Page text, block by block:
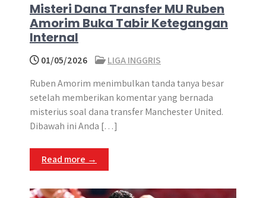
Misteri Dana Transfer MU Ruben
Amorim Buka Tabir Ketegangan
Internal
01/05/2026
LIGA INGGRIS
Ruben Amorim menimbulkan tanda tanya besar
setelah memberikan komentar yang bernada
misterius soal dana transfer Manchester United.
Dibawah ini Anda […]
Read more →